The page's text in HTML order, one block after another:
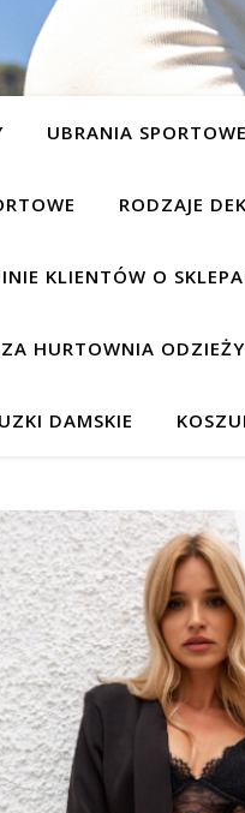
UBRANIA SPORTOWE
RODZAJE
KLIENTÓW O
HURTOWNIA
DAMSKIE